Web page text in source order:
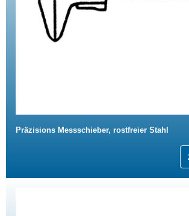
Präzisions Messschieber, rostfreier Stahl